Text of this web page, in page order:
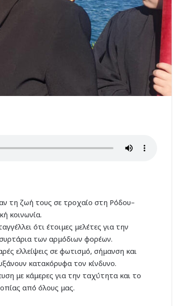
τη ζωή τους σε τροχαίο στη Ρόδου–
κοινωνία.
ότι έτοιμες μελέτες για την
των αρμόδιων φορέων.
ελλείψεις σε φωτισμό, σήμανση και
κατακόρυφα τον κίνδυνο.
με κάμερες για την ταχύτητα και το
από όλους μας.